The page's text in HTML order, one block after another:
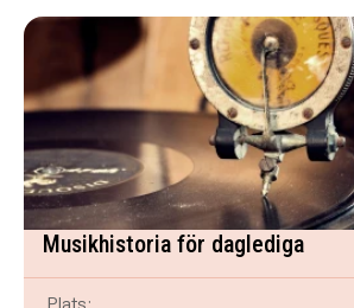
Musikhistoria för daglediga